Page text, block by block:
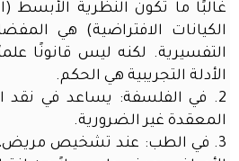
الذكاء
الاصطناعي
للجميع:
امتلك
نسختك
الخاصة
في
غالبًا ما تكون النظرية الأبسط
الكيانات الافتراضية) هي
التفسيرية. لكنه ليس قانونًا
الأدلة التجريبية هي الحكم.
2. في الفلسفة: يساعد في نقد
المعقدة غير الضرورية.
3. في الطب: عند تشخيص مريض،